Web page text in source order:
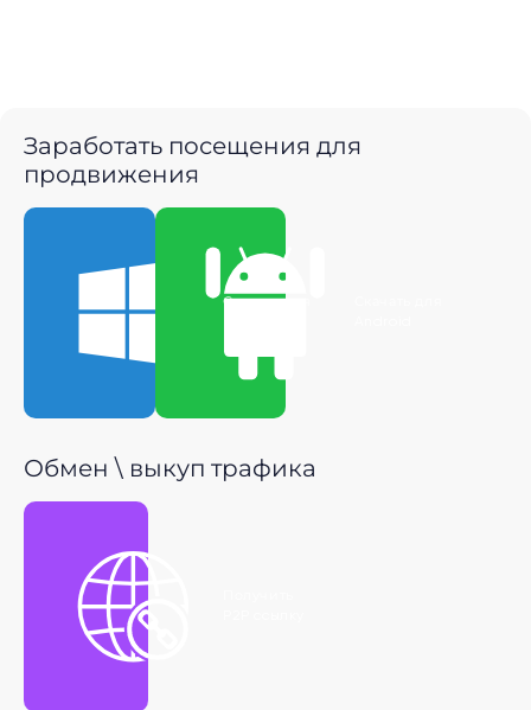
Заработать посещения для
продвижения
Скачать для
Обмен \ выкуп трафика